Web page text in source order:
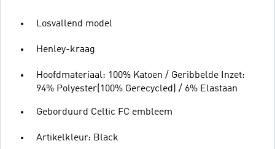
Losvallend model
Henley-kraag
Hoofdmateriaal: 100% Katoen / Geribbelde Inzet:
94% Polyester(100% Gerecycled) / 6% Elastaan
Geborduurd Celtic FC embleem
Artikelkleur: Black